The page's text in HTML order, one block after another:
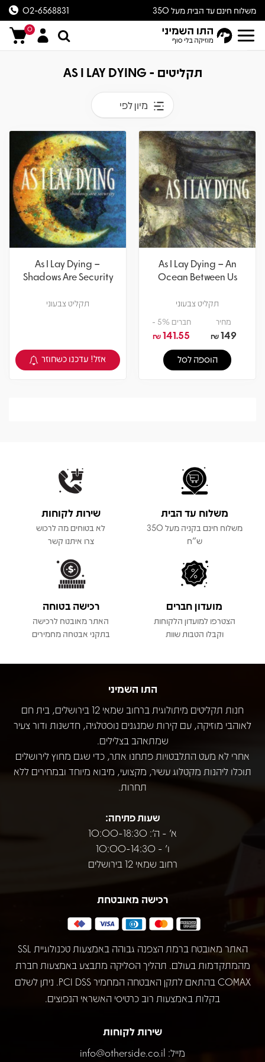
משלוח חינם עד הבית מעל 350
ש״ח
02-6568831
0
תקליטים - AS I LAY DYING
מיון לפי
As I Lay Dying – An
Ocean Between Us
תקליט צבעוני
מחיר
149
₪
חברים 5% -
141.55
₪
הוספה לסל
As I Lay Dying –
Shadows Are Security
תקליט צבעוני
צפיה במוצר
אזל! עדכנו כשחוזר
משלוח עד הבית
משלוח חינם בקניה מעל 350
ש"ח
שירות לקוחות
לא בטוחים מה לרכוש
צרו איתנו קשר
מועדון חברים
הצטרפו למועדון הלקוחות
וקבלו הטבות שוות
רכישה בטוחה
האתר מאובטח לרכישה
בתקני אבטחה מחמירים
התו השמיני
חנות תקליטים מיתולוגית ברחוב שמאי 12 בירושלים, בית חם
לאוהבי מוזיקה, עם קירות שמנגנים נוסטלגיה, חדשנות ודור צעיר
שמתאהב בצלילים.
אחרי לא מעט התלבטויות פתחנו אתר, כדי שגם מחוץ לירושלים
תוכלו ליהנות מקטלוג עשיר, מקצועי, מיבוא מיוחד ובמחירים ללא
תחרות.
שעות פתיחה:
א' - ה': 10:00-18:30
ו' - 10:00-14:30
רחוב שמאי 12 בירושלים
רכישה מאובטחת
האתר מאובטח ברמת הצפנה גבוהה באמצעות טכנולוגיית SSL
מהמתקדמות בעולם. תהליך הסליקה מתבצע באמצעות חברת
COMAX בהתאם לתקן האבטחה המחמיר PCI DSS. ניתן לשלם
בקלות באמצעות רוב כרטיסי האשראי הנפוצים.
שירות לקוחות
מייל: info@otherside.co.il